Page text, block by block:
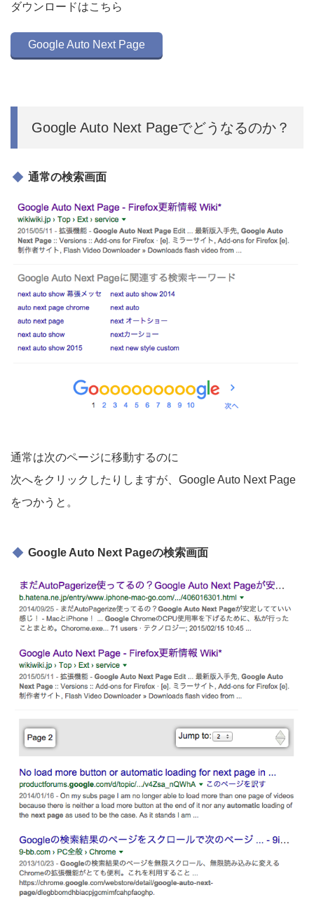
ダウンロードはこちら
Google Auto Next Page
Google Auto Next Pageでどうなるのか？
通常の検索画面
通常は次のページに移動するのに
次へをクリックしたりしますが、Google Auto Next Page
をつかうと。
Google Auto Next Pageの検索画面